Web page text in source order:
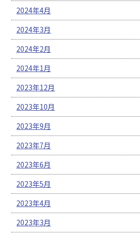
2024年4月
2024年3月
2024年2月
2024年1月
2023年12月
2023年10月
2023年9月
2023年7月
2023年6月
2023年5月
2023年4月
2023年3月